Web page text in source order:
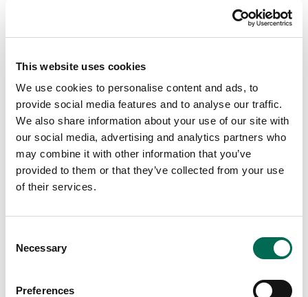
This website uses cookies
We use cookies to personalise content and ads, to
provide social media features and to analyse our traffic.
We also share information about your use of our site with
our social media, advertising and analytics partners who
may combine it with other information that you’ve
provided to them or that they’ve collected from your use
of their services.
Selection
Necessary
Preferences